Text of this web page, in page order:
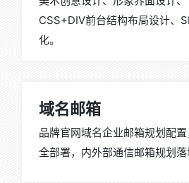
CSS+DIV前台结构布局设计、
化。
域名邮箱
品牌官网域名企业邮箱规划配
全部署，内外部通信邮箱规划落